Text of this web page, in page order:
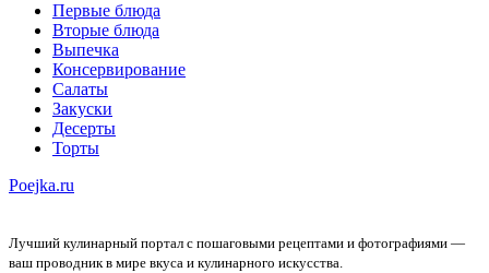
Первые блюда
Вторые блюда
Выпечка
Консервирование
Салаты
Закуски
Десерты
Торты
Poejka.ru
Лучший кулинарный портал с пошаговыми рецептами и фотографиями —
ваш проводник в мире вкуса и кулинарного искусства.